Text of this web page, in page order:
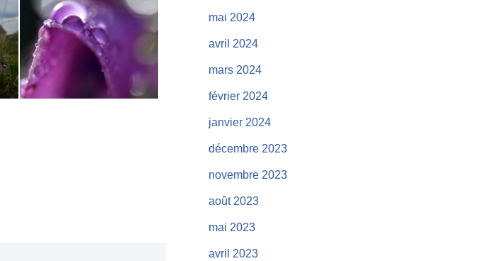
mai 2024
avril 2024
mars 2024
février 2024
janvier 2024
décembre 2023
novembre 2023
août 2023
mai 2023
avril 2023